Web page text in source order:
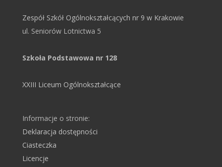
Zespół Szkół Ogólnokształcących nr 9 w Krakowie
ul. Seniorów Lotnictwa 5
Szkoła Podstawowa nr 128
XXIII Liceum Ogólnokształcące
Informacje o stronie:
Deklaracja dostępności
Ciasteczka
Licencje